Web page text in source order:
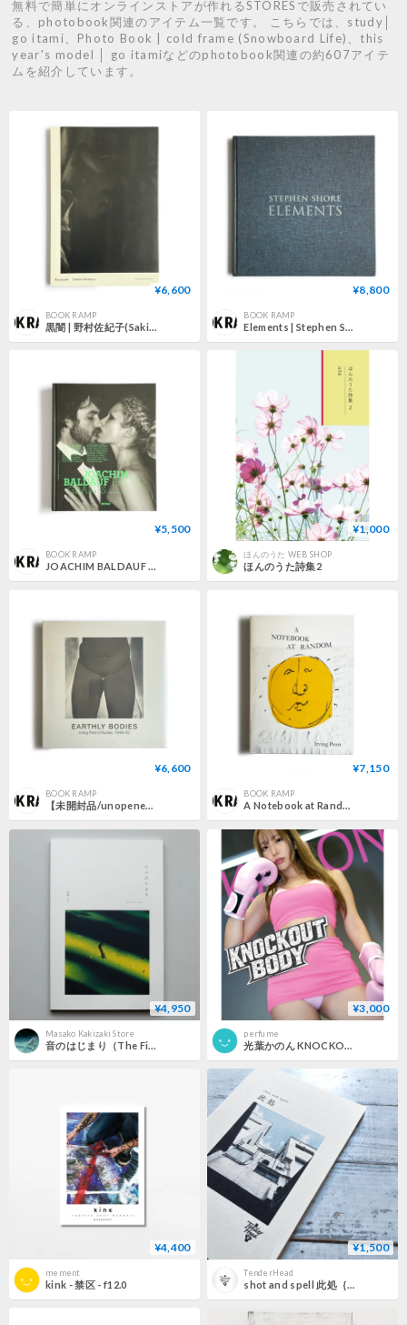
無料で簡単にオンラインストアが作れるSTORESで販売されてい
る、photobook関連のアイテム一覧です。 こちらでは、study│
go itami、Photo Book | cold frame (Snowboard Life)、this
year's model │ go itamiなどのphotobook関連の約607アイテ
ムを紹介しています。
¥6,600
BOOK RAMP
黒闇 | 野村佐紀子(Sakiko Nomura)
¥8,800
BOOK RAMP
Elements | Stephen Shore /スティーブン・ショア
¥5,500
BOOK RAMP
JOACHIM BALDAUF | PHOTOGRAPHS The Wallpaper* Years
¥1,000
ほんのうた WEB SHOP
ほんのうた詩集2
¥6,600
BOOK RAMP
【未開封品/unopened】Earthly Bodies Irving Penn's Nudes, 1949-50 | アーヴィング・ペン
¥7,150
BOOK RAMP
A Notebook at Random Irving Penn | アーヴィング・ペン
¥4,950
Masako Kakizaki Store
¥3,000
perfume
¥4,400
mement
kink - 禁区 - f12.0
¥1,500
TenderHead
shot and spell 此処｛book｝